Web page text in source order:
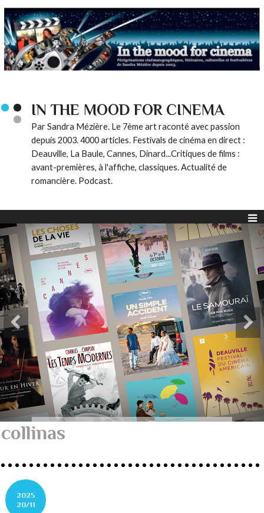
IN THE MOOD FOR CINEMA
Par Sandra Mézière. Le 7ème art raconté avec passion
depuis 2003. 4000 articles. Festivals de cinéma en direct :
Deauville, La Baule, Cannes, Dinard...Critiques de films :
avant-premières, à l'affiche, classiques. Actualité de
romancière. Podcast.
collinas
2025
20/11